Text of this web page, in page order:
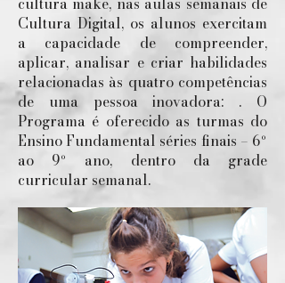
Cultura Digital, os alunos exercitam
a capacidade de compreender,
aplicar, analisar e criar habilidades
relacionadas às quatro competências
de uma pessoa inovadora: . O
Programa é oferecido as turmas do
Ensino Fundamental séries finais – 6º
ao 9º ano, dentro da grade
curricular semanal.